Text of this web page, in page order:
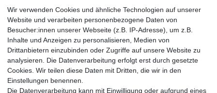
Farbe: WHS, satinschwarz / weiss
PR- RDW, titanschwarz
Lieferung wie abgebildet
für:
Seat Tarraco KN Bj. 12.2018 – 2023
Wir verwenden Cookies und ähnliche Technologien auf unserer
Website und verarbeiten personenbezogene Daten von
Besucher:innen unserer Webseite (z.B. IP-Adresse), um z.B.
Inhalte und Anzeigen zu personalisieren, Medien von
Drittanbietern einzubinden oder Zugriffe auf unsere Website zu
analysieren. Die Datenverarbeitung erfolgt erst durch gesetzte
Cookies. Wir teilen diese Daten mit Dritten, die wir in den
Einstellungen benennen.
Die Datenverarbeitung kann mit Einwilligung oder aufgrund eines